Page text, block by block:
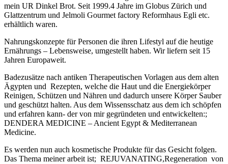
mein UR Dinkel Brot. Seit 1999.4 Jahre im Globus Zürich und
Glattzentrum und Jelmoli Gourmet factory Reformhaus Egli etc.
erhältlich waren.
Nahrungskonzepte für Personen die ihren Lifestyl auf die heutige
Ernährungs – Lebensweise, umgestellt haben. Wir liefern seit 15
Jahren Europaweit.
Badezusätze nach antiken Therapeutischen Vorlagen aus dem alten
Ägypten und Rezepten, welche die Haut und die Energiekörper
Reinigen, Schützen und Nähren und dadurch unsere Körper Sauber
und geschützt halten. Aus dem Wissensschatz aus dem ich schöpfen
und erfahren kann- der von mir gegründeten und entwickelten:;
DENDERA MEDICINE – Ancient Egypt & Mediterranean
Medicine.
Es werden nun auch kosmetische Produkte für das Gesicht folgen.
Das Thema meiner arbeit ist; REJUVANATING,Regeneration von